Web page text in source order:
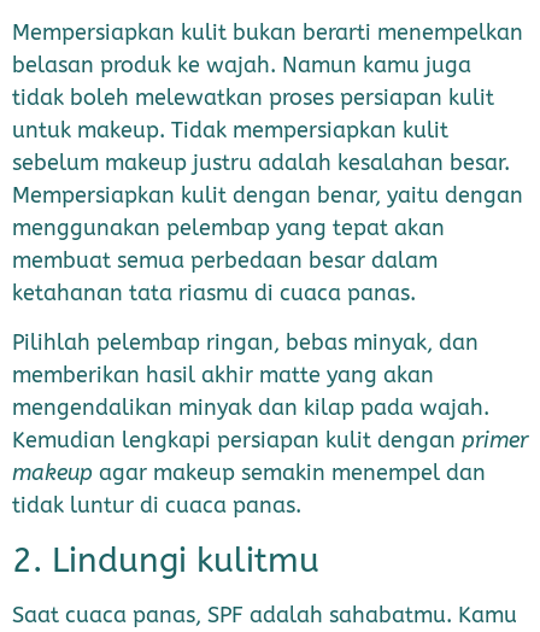
Mempersiapkan kulit bukan berarti menempelkan
belasan produk ke wajah. Namun kamu juga
tidak boleh melewatkan proses persiapan kulit
untuk makeup. Tidak mempersiapkan kulit
sebelum makeup justru adalah kesalahan besar.
Mempersiapkan kulit dengan benar, yaitu dengan
menggunakan pelembap yang tepat akan
membuat semua perbedaan besar dalam
ketahanan tata riasmu di cuaca panas.
Pilihlah pelembap ringan, bebas minyak, dan
memberikan hasil akhir matte yang akan
mengendalikan minyak dan kilap pada wajah.
Kemudian lengkapi persiapan kulit dengan primer
makeup agar makeup semakin menempel dan
tidak luntur di cuaca panas.
2. Lindungi kulitmu
Saat cuaca panas, SPF adalah sahabatmu. Kamu